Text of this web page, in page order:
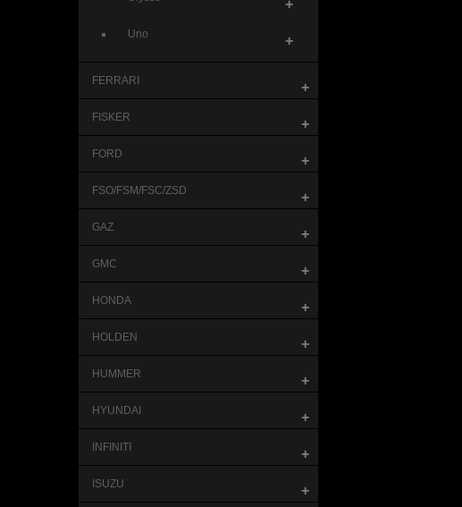
+
Uno +
FERRARI +
FISKER +
FORD +
FSO/FSM/FSC/ZSD +
GAZ +
GMC +
HONDA +
HOLDEN +
HUMMER +
HYUNDAI +
INFINITI +
ISUZU +